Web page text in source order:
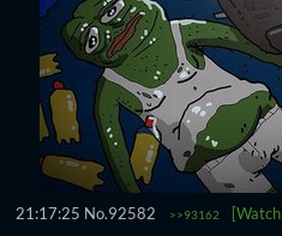
21:17:25 No.92582 >>93162